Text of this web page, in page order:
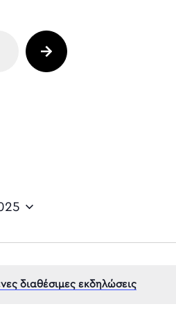
διαθέσιμες εκδηλώσεις